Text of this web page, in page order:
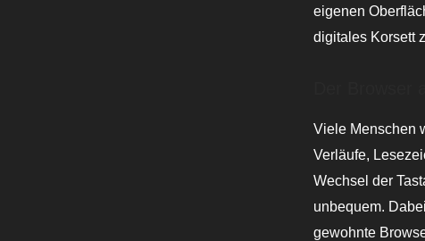
eigenen
digitales Korsett
Viele Menschen
Verläufe,
Wechsel der
unbequem.
gewohnte